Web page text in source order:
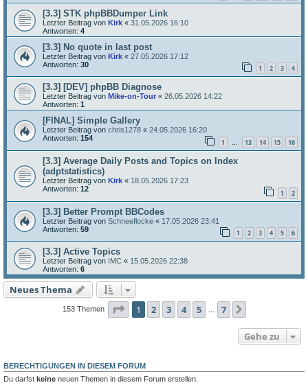
[3.3] STK phpBBDumper Link
Letzter Beitrag von Kirk « 31.05.2026 16:10
Antworten: 4
[3.3] No quote in last post
Letzter Beitrag von Kirk « 27.05.2026 17:12
Antworten: 30 1 2 3 4
[3.3] [DEV] phpBB Diagnose
Letzter Beitrag von Mike-on-Tour « 26.05.2026 14:22
Antworten: 1
[FINAL] Simple Gallery
Letzter Beitrag von chris1278 « 24.05.2026 16:20
Antworten: 154 1 … 13 14 15 16
[3.3] Average Daily Posts and Topics on Index
(adptstatistics)
Letzter Beitrag von Kirk « 18.05.2026 17:23
Antworten: 12 1 2
[3.3] Better Prompt BBCodes
Letzter Beitrag von Schneeflocke « 17.05.2026 23:41
Antworten: 59 1 2 3 4 5 6
[3.3] Active Topics
Letzter Beitrag von IMC « 15.05.2026 22:38
Antworten: 6
Neues Thema
153 Themen Seite 1von
1 2 3 4 5 7
Gehe zu
BERECHTIGUNGEN IN DIESEM FORUM
Du darfst keine neuen Themen in diesem Forum erstellen.